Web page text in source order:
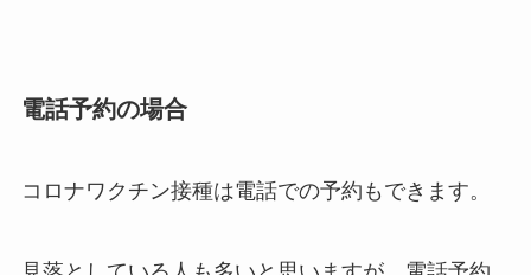
電話予約の場合
コロナワクチン接種は電話での予約もできます。